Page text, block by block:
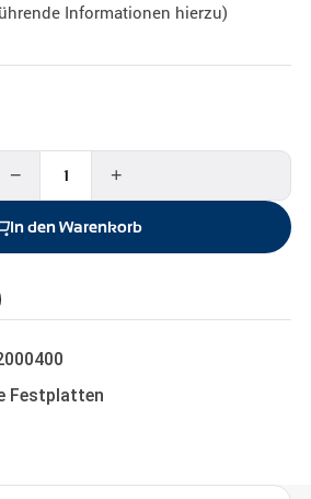
Informationen hierzu)
− +
In den Warenkorb
Festplatten